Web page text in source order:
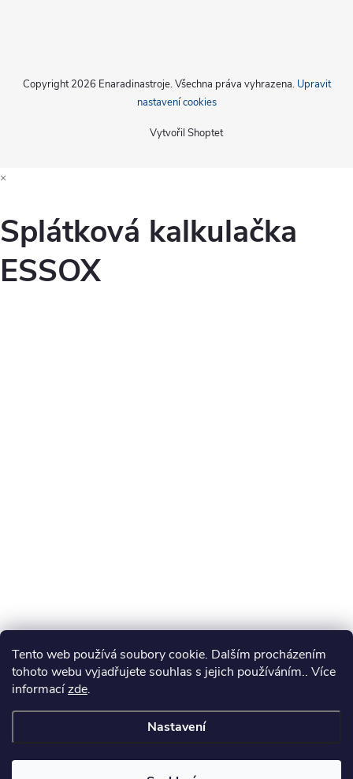
Tento web používá soubory cookie. Dalším procházením
tohoto webu vyjadřujete souhlas s jejich používáním.. Více
informacízde.
Nastavení
Vytvořil Shoptet
Copyright 2026 Enaradinastroje. Všechna práva vyhrazena. Upravit
nastavení cookies
×
Splátková kalkulačka
ESSOX